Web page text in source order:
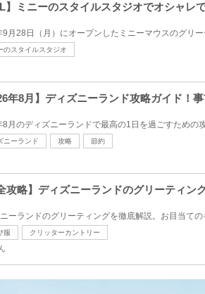
】ミニーのスタイルスタジオでオシャレ
月28日（月）にオープンしたミニーマウスのグリ
のスタイルスタジオ
年8月】ディズニーランド攻略ガイド！
8月のディズニーランドで最高の1日を過ごすための
ニーランド 攻略 節約
攻略】ディズニーランドのグリーティン
ーランドのグリーティングを徹底解説。お目当て
服 クリッターカントリー